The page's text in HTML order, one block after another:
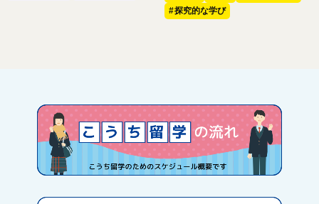
探究的な学び